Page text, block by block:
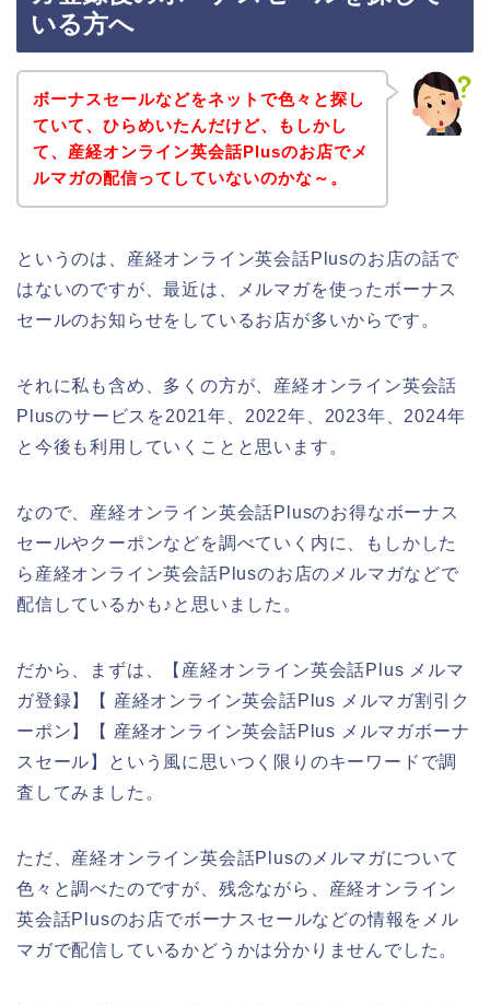
いる方へ
ボーナスセールなどをネットで色々と探し
ていて、ひらめいたんだけど、もしかし
て、産経オンライン英会話Plusのお店でメ
ルマガの配信ってしていないのかな～。
というのは、産経オンライン英会話Plusのお店の話で
はないのですが、最近は、メルマガを使ったボーナス
セールのお知らせをしているお店が多いからです。
それに私も含め、多くの方が、産経オンライン英会話
Plusのサービスを2021年、2022年、2023年、2024年
と今後も利用していくことと思います。
なので、産経オンライン英会話Plusのお得なボーナス
セールやクーポンなどを調べていく内に、もしかした
ら産経オンライン英会話Plusのお店のメルマガなどで
配信しているかも♪と思いました。
だから、まずは、【産経オンライン英会話Plus メルマ
ガ登録】【 産経オンライン英会話Plus メルマガ割引ク
ーポン】【 産経オンライン英会話Plus メルマガボーナ
スセール】という風に思いつく限りのキーワードで調
査してみました。
ただ、産経オンライン英会話Plusのメルマガについて
色々と調べたのですが、残念ながら、産経オンライン
英会話Plusのお店でボーナスセールなどの情報をメル
マガで配信しているかどうかは分かりませんでした。